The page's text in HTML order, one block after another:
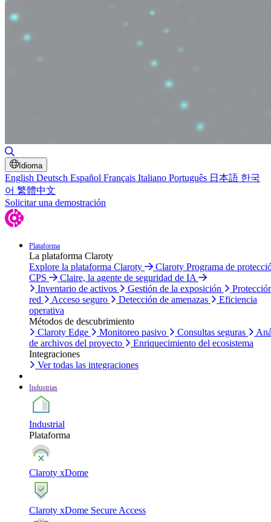
Idioma
English Deutsch Español Français Italiano Português 日本語 한국
어 繁體中文
Solicitar una demostración
Plataforma
La plataforma Claroty
Explore la plataforma Claroty
Claroty Programa de
CPS
Claire, la agente de seguridad de IA
Inventario de activos
Gestión de la exposición
red
Acceso seguro Detección de amenazas
Eficiencia
operativa
Métodos de descubrimiento
Claroty Edge
Monitoreo pasivo Consultas seguras
de archivos del proyecto
Enriquecimiento del ecosistema
Integraciones
Ver todas las integraciones
Industrias
Industrial
Plataforma
Claroty xDome
Claroty xDome Secure Access